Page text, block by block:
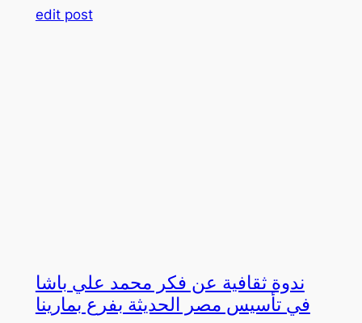
edit post
ندوة ثقافية عن فكر محمد علي باشا
في تأسيس مصر الحديثة بفرع بمارينا